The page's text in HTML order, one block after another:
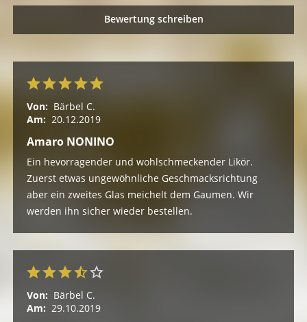
Bewertung schreiben
Von: Bärbel C.
Am: 20.12.2019
Amaro NONINO
Ein hevorragender und wohlschmeckender Likör.
Zuerst etwas ungewöhnliche Geschmacksrichtung
aber ein zweites Glas meichelt dem Gaumen. Wir
werden ihn sicher wieder bestellen.
Von: Bärbel C.
Am: 29.10.2019